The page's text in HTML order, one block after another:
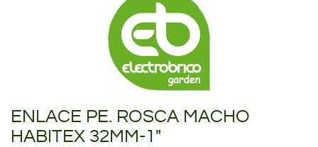
ENLACE PE. ROSCA MACHO
HABITEX 32MM-1"